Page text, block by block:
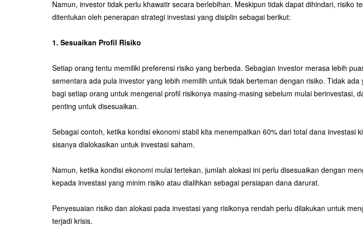
Namun, investor tidak perlu khawatir secara berlebihan. Meskipun tidak dapat dihindari, risiko
ditentukan oleh penerapan strategi investasi yang disiplin sebagai berikut:
1. Sesuaikan Profil Risiko
Setiap orang tentu memiliki preferensi risiko yang berbeda. Sebagian investor merasa lebih
sementara ada pula investor yang lebih memilih untuk tidak berteman dengan risiko. Tidak
bagi setiap orang untuk mengenal profil risikonya masing-masing sebelum mulai berinvestasi,
penting untuk disesuaikan.
Sebagai contoh, ketika kondisi ekonomi stabil kita menempatkan 60% dari total dana
sisanya dialokasikan untuk investasi saham.
Namun, ketika kondisi ekonomi mulai tertekan, jumlah alokasi ini perlu disesuaikan dengan
kepada investasi yang minim risiko atau dialihkan sebagai persiapan dana darurat.
Penyesuaian risiko dan alokasi pada investasi yang risikonya rendah perlu dilakukan untuk
terjadi krisis.